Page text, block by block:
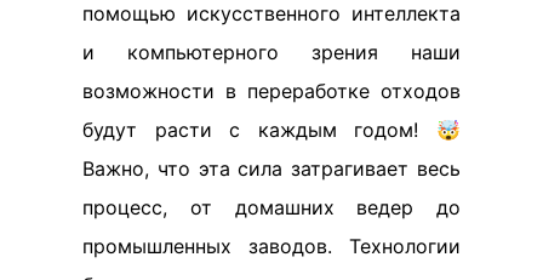
помощью искусственного интеллекта
и компьютерного зрения наши
возможности в переработке отходов
будут расти с каждым годом! 🤯
Важно, что эта сила затрагивает весь
процесс, от домашних ведер до
промышленных заводов. Технологии